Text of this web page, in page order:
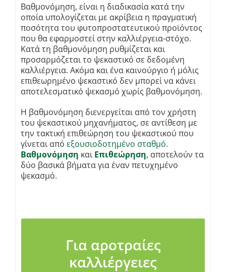
Βαθμονόμηση, είναι η διαδικασία κατά την
οποία υπολογίζεται με ακρίβεια η πραγματική
ποσότητα του φυτοπροστατευτικού προϊόντος
που θα εφαρμοστεί στην καλλιέργεια-στόχο.
Κατά τη βαθμονόμηση ρυθμίζεται και
προσαρμόζεται το ψεκαστικό σε δεδομένη
καλλιέργεια. Ακόμα και ένα καινούργιο ή μόλις
επιθεωρημένο ψεκαστικό δεν μπορεί να κάνει
αποτελεσματικό ψεκασμό χωρίς βαθμονόμηση.
Η βαθμονόμηση διενεργείται από τον χρήστη
του ψεκαστικού μηχανήματος, σε αντίθεση με
την τακτική επιθεώρηση του ψεκαστικού που
γίνεται από εξουσιοδοτημένο σταθμό.
Βαθμονόμηση καιΕπιθεώρηση, αποτελούν τα
δύο βασικά βήματα για έναν πετυχημένο
ψεκασμό.
Για αροτραίες
καλλιέργειες
Βίντεο